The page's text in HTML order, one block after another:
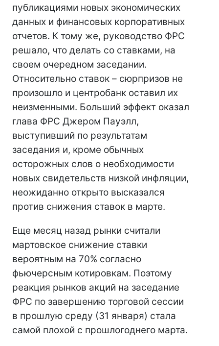
публикациями новых экономических
данных и финансовых корпоративных
отчетов. К тому же, руководство ФРС
решало, что делать со ставками, на
своем очередном заседании.
Относительно ставок – сюрпризов не
произошло и центробанк оставил их
неизменными. Больший эффект оказал
глава ФРС Джером Пауэлл,
выступивший по результатам
заседания и, кроме обычных
осторожных слов о необходимости
новых свидетельств низкой инфляции,
неожиданно открыто высказался
против снижения ставок в марте.
Еще месяц назад рынки считали
мартовское снижение ставки
вероятным на 70% согласно
фьючерсным котировкам. Поэтому
реакция рынков акций на заседание
ФРС по завершению торговой сессии
в прошлую среду (31 января) стала
самой плохой с прошлогоднего марта.